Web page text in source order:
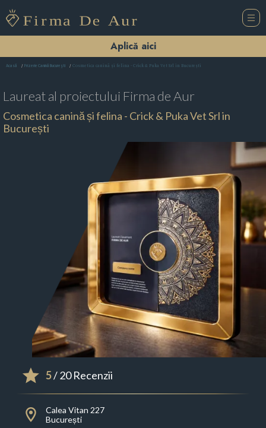
Aplică aici
Acasă Frizerie Canină Bucureşti Cosmetica canină și felina - Crick & Puka Vet Srl in București
Laureat al proiectului Firma de Aur
Cosmetica canină și felina - Crick & Puka Vet Srl in
București
5/ 20 Recenzii
Calea Vitan 227
București